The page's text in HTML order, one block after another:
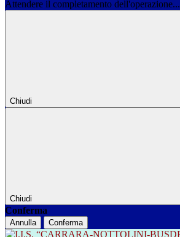
Attendere il completamento dell'operazione...
Chiudi
Chiudi
Conferma
Annulla Conferma